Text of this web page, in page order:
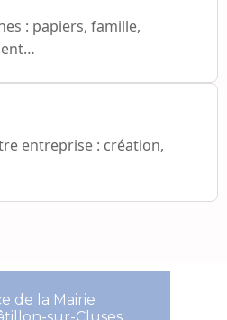
: papiers, famille,
entreprise : création,
de la Mairie